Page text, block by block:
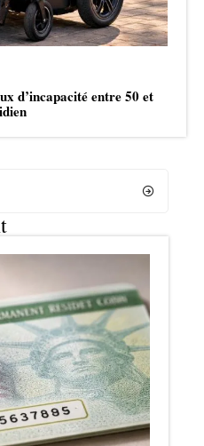
d’incapacité entre 50 et